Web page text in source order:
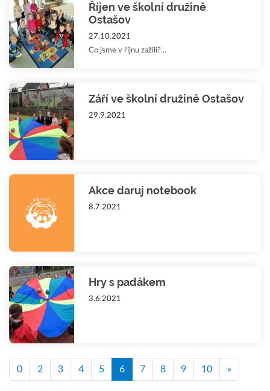
Říjen ve školní družině
Ostašov
27.10.2021
Co jsme v říjnu zažili?...
Září ve školní družině Ostašov
29.9.2021
Akce daruj notebook
8.7.2021
Hry s padákem
3.6.2021
0 2 3 4 5 6 7 8 9 10 »